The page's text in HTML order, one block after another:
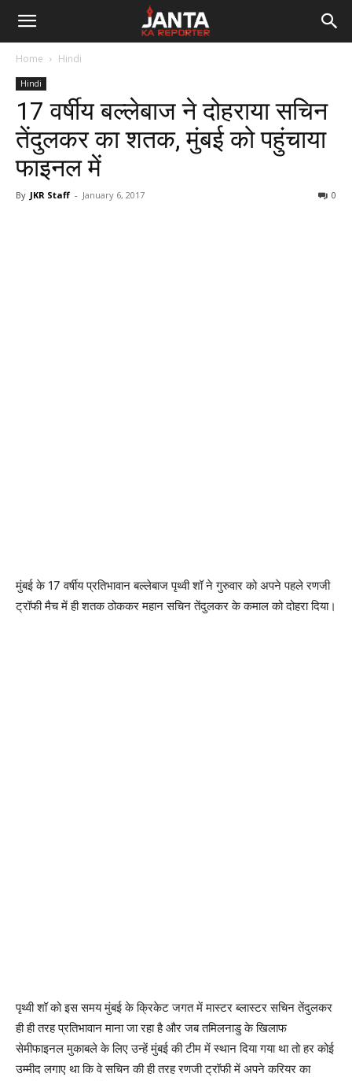
Janta
Reporter
Home Hindi
Hindi
17 वर्षीय बल्लेबाज ने दोहराया सचिन
तेंदुलकर का शतक, मुंबई को पहुंचाया
फाइनल में
By JKR Staff - January 6, 2017 0
मुंबई के 17 वर्षीय प्रतिभावान बल्‍लेबाज पृथ्वी शॉ ने गुरुवार को अपने पहले रणजी
ट्रॉफी मैच में ही शतक ठोककर महान सचिन तेंदुलकर के कमाल को दोहरा दिया।
पृथ्‍वी शॉ को इस समय मुंबई के क्रिकेट जगत में मास्‍टर ब्‍लास्‍टर सचिन तेंदुलकर
ही ही तरह प्रतिभावान माना जा रहा है और जब तमिलनाडु के खिलाफ
सेमीफाइनल मुकाबले के लिए उन्‍हें मुंबई की टीम में स्‍थान दिया गया था तो हर कोई
उम्‍मीद लगाए था कि वे सचिन की ही तरह रणजी ट्रॉफी में अपने करियर का